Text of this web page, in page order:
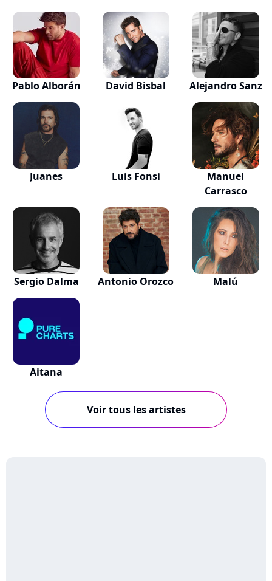
Pablo Alborán David Bisbal Alejandro Sanz
Juanes Luis Fonsi
Manuel
Carrasco
Sergio Dalma Antonio Orozco Malú
Aitana
Voir tous les artistes